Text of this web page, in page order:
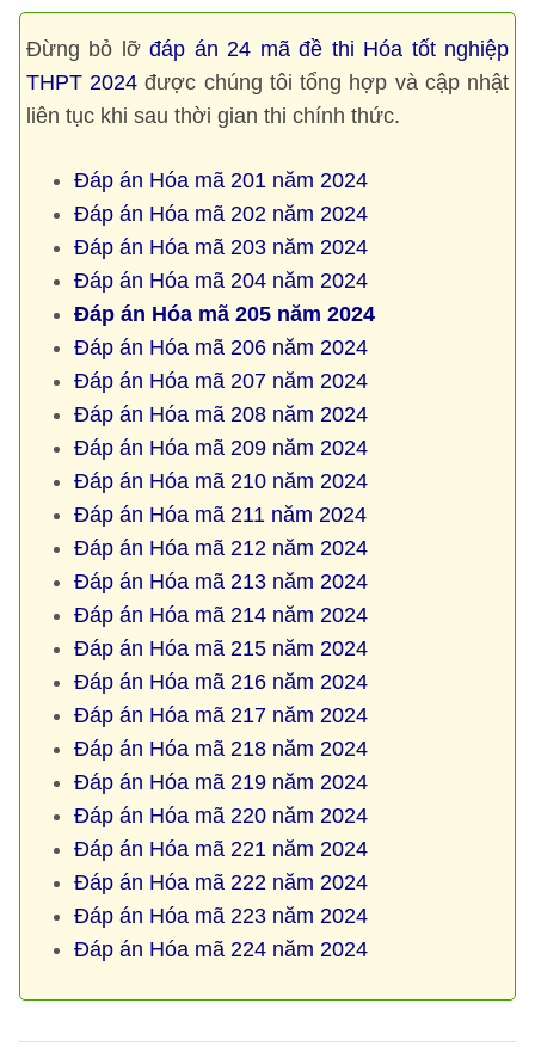
Đừng bỏ lỡđáp án 24 mã đề thi Hóa tốt nghiệp
THPT 2024 được chúng tôi tổng hợp và cập nhật
liên tục khi sau thời gian thi chính thức.
Đáp án Hóa mã 201 năm 2024
Đáp án Hóa mã 202 năm 2024
Đáp án Hóa mã 203 năm 2024
Đáp án Hóa mã 204 năm 2024
Đáp án Hóa mã 205 năm 2024
Đáp án Hóa mã 206 năm 2024
Đáp án Hóa mã 207 năm 2024
Đáp án Hóa mã 208 năm 2024
Đáp án Hóa mã 209 năm 2024
Đáp án Hóa mã 210 năm 2024
Đáp án Hóa mã 211 năm 2024
Đáp án Hóa mã 212 năm 2024
Đáp án Hóa mã 213 năm 2024
Đáp án Hóa mã 214 năm 2024
Đáp án Hóa mã 215 năm 2024
Đáp án Hóa mã 216 năm 2024
Đáp án Hóa mã 217 năm 2024
Đáp án Hóa mã 218 năm 2024
Đáp án Hóa mã 219 năm 2024
Đáp án Hóa mã 220 năm 2024
Đáp án Hóa mã 221 năm 2024
Đáp án Hóa mã 222 năm 2024
Đáp án Hóa mã 223 năm 2024
Đáp án Hóa mã 224 năm 2024